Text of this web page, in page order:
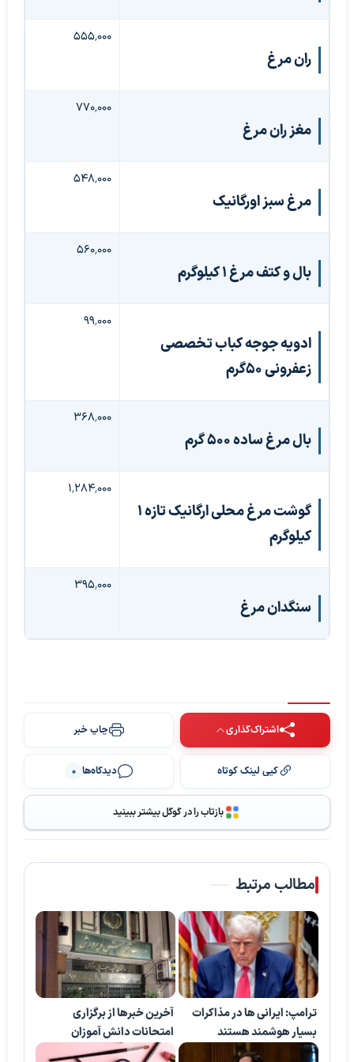
ران مرغ
۵۵۵٬۰۰۰
مغز ران مرغ
۷۷۰٬۰۰۰
مرغ سبز اورگانیک
۵۴۸٬۰۰۰
بال و کتف مرغ ۱ کیلوگرم
۵۶۰٬۰۰۰
ادویه جوجه کباب تخصصی
زعفرونی ۵۰گرم
۹۹٬۰۰۰
بال مرغ ساده 500 گرم
۳۶۸٬۰۰۰
گوشت مرغ محلی ارگانیک تازه ۱
کیلوگرم
۱٬۲۸۴٬۰۰۰
سنگدان مرغ
۳۹۵٬۰۰۰
اشتراک‌گذاری چاپ خبر
کپی لینک کوتاه دیدگاه‌ها 0
بازتاب را در گوگل بیشتر ببینید
مطالب مرتبط
ترامپ: ایرانی ها در مذاکرات
بسیار هوشمند هستند
آخرین خبرها از برگزاری
امتحانات دانش آموزان